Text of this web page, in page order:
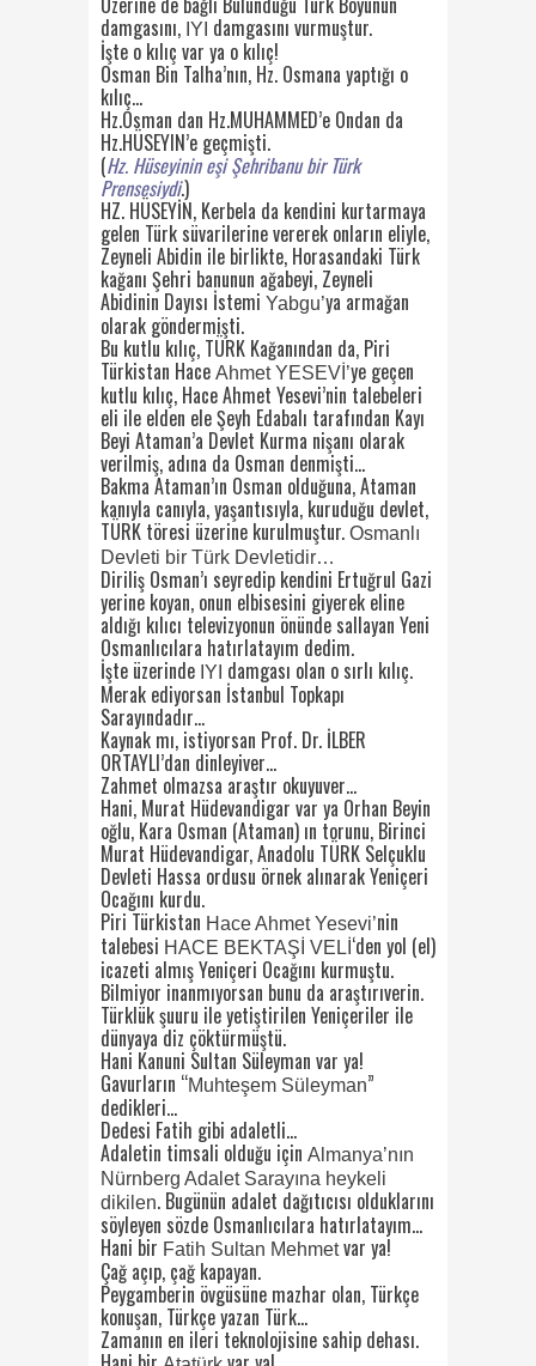
damgasını, IYI damgasını vurmuştur.
İşte o kılıç var ya o kılıç!
Osman Bin Talha’nın, Hz. Osmana yaptığı o
kılıç…
Hz.Osman dan Hz.MUHAMMED’e Ondan da
Hz.HÜSEYIN’e geçmişti.
(Hz. Hüseyinin eşi Şehribanu bir Türk
Prensesiydi.)
HZ. HÜSEYİN, Kerbela da kendini kurtarmaya
gelen Türk süvarilerine vererek onların eliyle,
Zeyneli Abidin ile birlikte, Horasandaki Türk
kağanı Şehri banunun ağabeyi, Zeyneli
Abidinin Dayısı İstemi Yabgu’ya armağan
olarak göndermişti.
Bu kutlu kılıç, TÜRK Kağanından da, Piri
Türkistan Hace Ahmet YESEVİ’ye geçen
kutlu kılıç, Hace Ahmet Yesevi’nin talebeleri
eli ile elden ele Şeyh Edabalı tarafından Kayı
Beyi Ataman’a Devlet Kurma nişanı olarak
verilmiş, adına da Osman denmişti…
Bakma Ataman’ın Osman olduğuna, Ataman
kanıyla canıyla, yaşantısıyla, kuruduğu devlet,
TÜRK töresi üzerine kurulmuştur. Osmanlı
Devleti bir Türk Devletidir…
Diriliş Osman’ı seyredip kendini Ertuğrul Gazi
yerine koyan, onun elbisesini giyerek eline
aldığı kılıcı televizyonun önünde sallayan Yeni
Osmanlıcılara hatırlatayım dedim.
İşte üzerinde IYI damgası olan o sırlı kılıç.
Merak ediyorsan İstanbul Topkapı
Sarayındadır…
Kaynak mı, istiyorsan Prof. Dr. İLBER
ORTAYLI’dan dinleyiver…
Zahmet olmazsa araştır okuyuver…
Hani, Murat Hüdevandigar var ya Orhan Beyin
oğlu, Kara Osman (Ataman) ın torunu, Birinci
Murat Hüdevandigar, Anadolu TÜRK Selçuklu
Devleti Hassa ordusu örnek alınarak Yeniçeri
Ocağını kurdu.
Piri Türkistan Hace Ahmet Yesevi’nin
talebesi HACE BEKTAŞİ VELİ ‘den yol (el)
icazeti almış Yeniçeri Ocağını kurmuştu.
Bilmiyor inanmıyorsan bunu da araştırıverin.
Türklük şuuru ile yetiştirilen Yeniçeriler ile
dünyaya diz çöktürmüştü.
Hani Kanuni Sultan Süleyman var ya!
Gavurların “Muhteşem Süleyman”
dedikleri…
Dedesi Fatih gibi adaletli…
Adaletin timsali olduğu için Almanya’nın
Nürnberg Adalet Sarayına heykeli
dikilen. Bugünün adalet dağıtıcısı olduklarını
söyleyen sözde Osmanlıcılara hatırlatayım…
Hani bir Fatih Sultan Mehmetvar ya!
Çağ açıp, çağ kapayan.
Peygamberin övgüsüne mazhar olan, Türkçe
konuşan, Türkçe yazan Türk…
Zamanın en ileri teknolojisine sahip dehası.